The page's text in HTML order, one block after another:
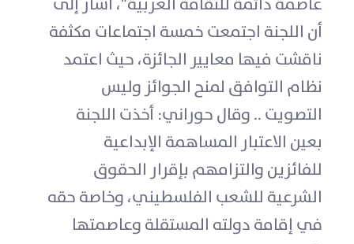
أن اللجنة اجتمعت خمسة اجتماعات مكثفة
ناقشت فيها معايير الجائزة، حيث اعتمد
نظام التوافق لمنح الجوائز وليس
التصويت .. وقال حوراني: أخذت اللجنة
بعين الاعتبار المساهمة الإبداعية
للفائزين والتزامهم بإقرار الحقوق
الشرعية للشعب الفلسطيني، وخاصة حقه
في إقامة دولته المستقلة وعاصمتها